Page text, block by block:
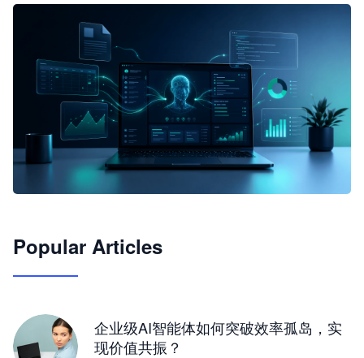
JimoClaw 桌面 AI Agent 工作台
Popular Articles
企业级AI智能体如何突破效率孤岛，实
现价值共振？